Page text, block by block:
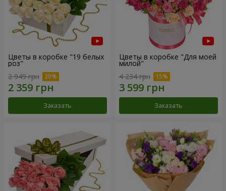
Цветы в коробке "19 белых
роз"
2 949 грн
Заказать
Цветы в коробке "Для моей
милой"
4 234 грн
Заказать